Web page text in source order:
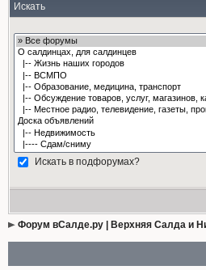
Искать
Искать в подфорумах?
Форум вСалде.ру | Верхняя Салда и